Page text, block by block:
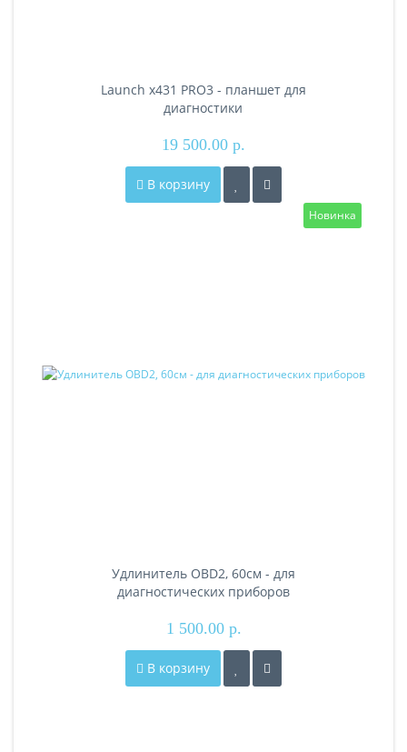
Launch x431 PRO3 - планшет для
диагностики
19 500.00 р.
В корзину
Новинка
Удлинитель OBD2, 60см - для
диагностических приборов
1 500.00 р.
В корзину